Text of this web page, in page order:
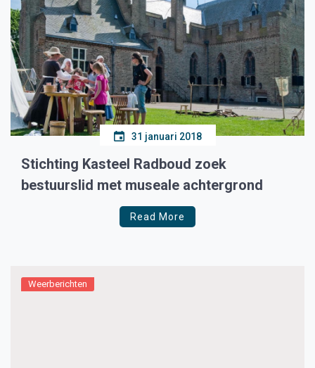
31 januari 2018
Stichting Kasteel Radboud zoek
bestuurslid met museale achtergrond
Read More
Weerberichten